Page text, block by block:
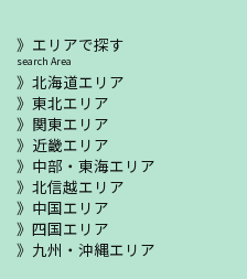
エリアで探す
search Area
北海道エリア
東北エリア
関東エリア
近畿エリア
中部・東海エリア
北信越エリア
中国エリア
四国エリア
九州・沖縄エリア